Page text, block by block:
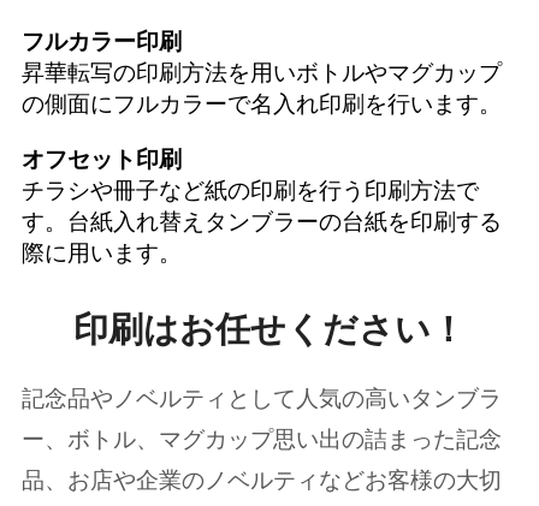
フルカラー印刷
昇華転写の印刷方法を用いボトルやマグカップ
の側面にフルカラーで名入れ印刷を行います。
オフセット印刷
チラシや冊子など紙の印刷を行う印刷方法で
す。台紙入れ替えタンブラーの台紙を印刷する
際に用います。
印刷はお任せください！
記念品やノベルティとして人気の高いタンブラ
ー、ボトル、マグカップ思い出の詰まった記念
品、お店や企業のノベルティなどお客様の大切